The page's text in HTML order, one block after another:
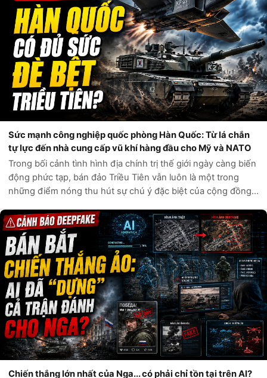
Sức mạnh công nghiệp quốc phòng Hàn Quốc: Từ lá chắn
tự lực đến nhà cung cấp vũ khí hàng đầu cho Mỹ và NATO
Trong bối cảnh tình hình địa chính trị thế giới ngày càng biến
động phức tạp, bán đảo Triều Tiên vẫn luôn là một trong
những điểm nóng thu hút sự chú ý đặc biệt của cộng đồng
các mối đe dọa t...
Chiến thắng lớn nhất của Nga... có phải chỉ tồn tại trên AI?